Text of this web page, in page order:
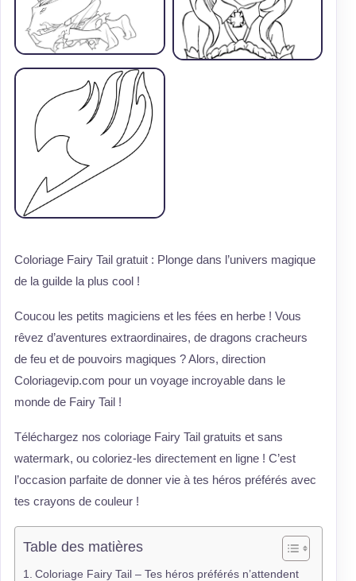
Coloriage Fairy Tail gratuit : Plonge dans l’univers magique
de la guilde la plus cool !
Coucou les petits magiciens et les fées en herbe ! Vous
rêvez d’aventures extraordinaires, de dragons cracheurs
de feu et de pouvoirs magiques ? Alors, direction
Coloriagevip.com pour un voyage incroyable dans le
monde de Fairy Tail !
Téléchargez nos coloriage Fairy Tail gratuits et sans
watermark, ou coloriez-les directement en ligne ! C’est
l’occasion parfaite de donner vie à tes héros préférés avec
tes crayons de couleur !
Table des matières
Coloriage Fairy Tail – Tes héros préférés n’attendent